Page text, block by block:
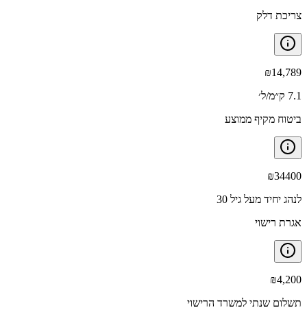
צריכת דלק
₪14,789
7.1 ק״מ/ל׳
ביטוח מקיף ממוצע
₪34400
לנהג יחיד מעל גיל 30
אגרת רישוי
₪4,200
תשלום שנתי למשרד הרישוי